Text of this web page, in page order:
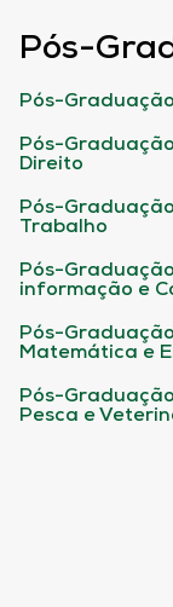
Pós-
Pós-
Pós-
Direito
Pós-
Trabalho
Pós-
informação e
Pós-
Matemática e
Pós-
Pesca e